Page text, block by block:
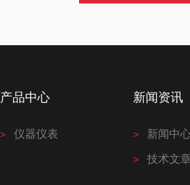
产品中心
仪器仪表
新闻资讯
新闻中
技术文